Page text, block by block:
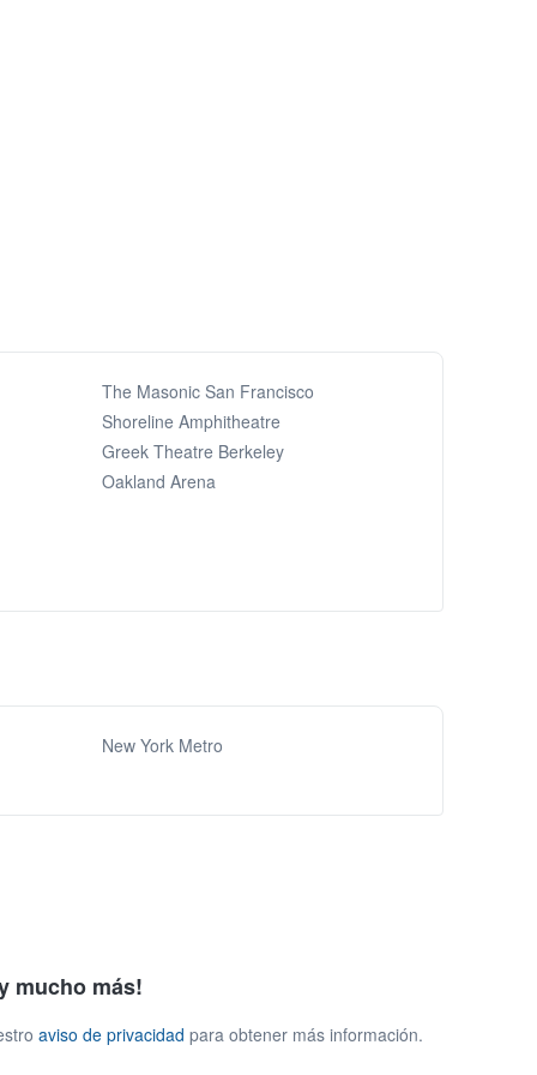
The Masonic San Francisco
Shoreline Amphitheatre
Greek Theatre Berkeley
Oakland Arena
New York Metro
mucho más!
aviso de privacidad para obtener más información.